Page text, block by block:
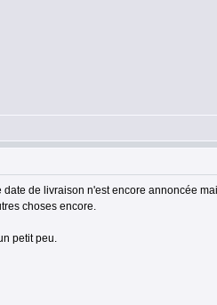
de livraison n'est encore annoncée
choses encore.
petit peu.